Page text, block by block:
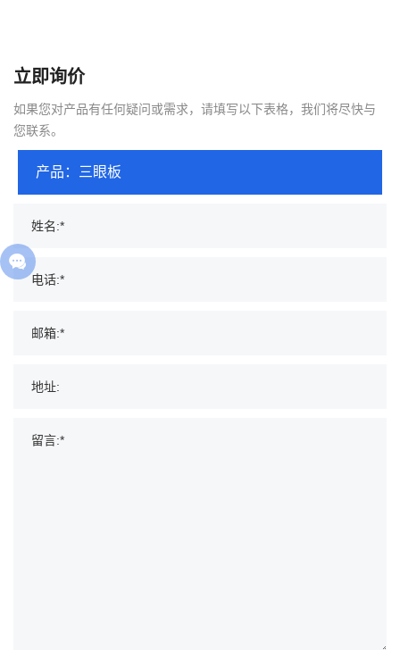
立即询价
如果您对产品有任何疑问或需求，请填写以下表格，我们将尽快与
您联系。